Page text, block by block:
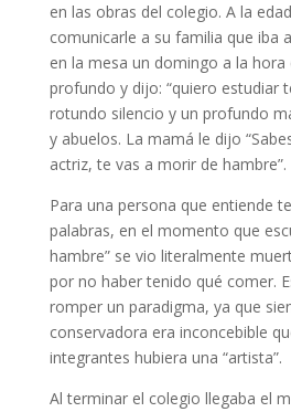
en las obras del colegio. A la
comunicarle a su familia que iba
en la mesa un domingo a la
profundo y dijo: “quiero estudiar
rotundo silencio y un profundo
y abuelos. La mamá le dijo
actriz, te vas a morir de hambre”.
Para una persona que entiende
palabras, en el momento que
hambre” se vio literalmente
por no haber tenido qué comer.
romper un paradigma, ya que
conservadora era inconcebible
integrantes hubiera una “artista”.
Al terminar el colegio llegaba el